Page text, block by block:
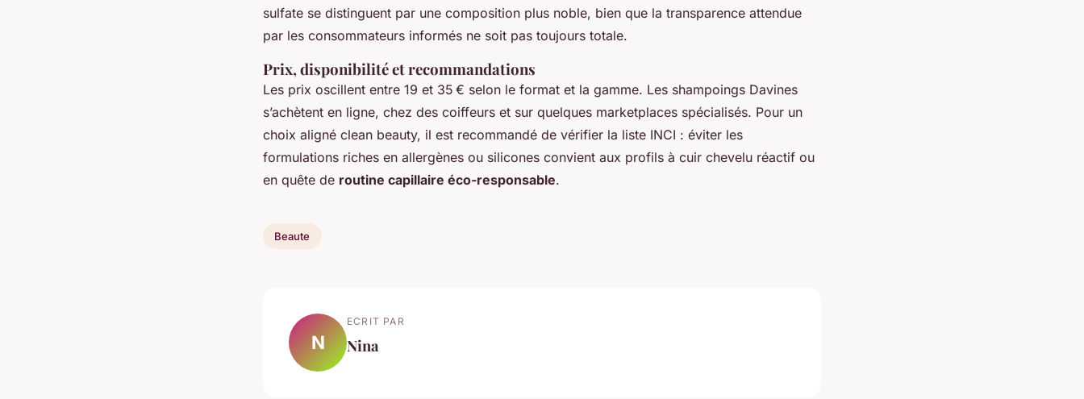
sulfate se distinguent par une composition plus noble, bien que la transparence attendue
par les consommateurs informés ne soit pas toujours totale.
Prix, disponibilité et recommandations
Les prix oscillent entre 19 et 35 € selon le format et la gamme. Les shampoings Davines
s’achètent en ligne, chez des coiffeurs et sur quelques marketplaces spécialisés. Pour un
choix aligné clean beauty, il est recommandé de vérifier la liste INCI : éviter les
formulations riches en allergènes ou silicones convient aux profils à cuir chevelu réactif ou
en quête de routine capillaire éco-responsable.
Beaute
N
ECRIT PAR
Nina